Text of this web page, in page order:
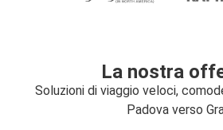
La nostra
Soluzioni di viaggio veloci,
Padova verso